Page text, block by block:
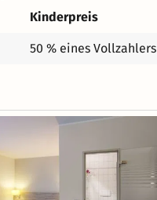
Kinderpreis
50 % eines Vollzahlers